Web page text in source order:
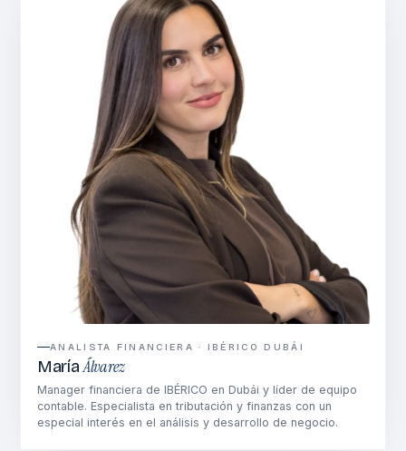
ANALISTA FINANCIERA · IBÉRICO DUBÁI
MaríaÁlvarez
Manager financiera de IBÉRICO en Dubái y líder de equipo
contable. Especialista en tributación y finanzas con un
especial interés en el análisis y desarrollo de negocio.